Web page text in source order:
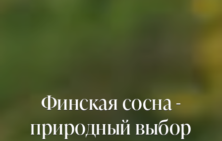
Финская сосна -
природный выбор